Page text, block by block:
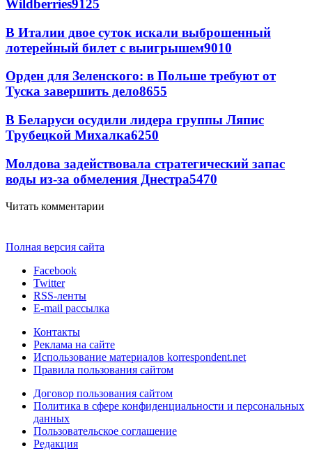
Wildberries9125
В Италии двое суток искали выброшенный
лотерейный билет с выигрышем9010
Орден для Зеленского: в Польше требуют от
Туска завершить дело8655
В Беларуси осудили лидера группы Ляпис
Трубецкой Михалка6250
Молдова задействовала стратегический запас
воды из-за обмеления Днестра5470
Читать комментарии
Полная версия сайта
Facebook
Twitter
RSS-ленты
E-mail рассылка
Контакты
Реклама на сайте
Использование материалов korrespondent.net
Правила пользования сайтом
Договор пользования сайтом
Политика в сфере конфиденциальности и персональных
данных
Пользовательское соглашение
Редакция